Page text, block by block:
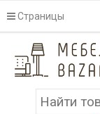
Страницы